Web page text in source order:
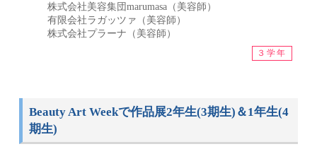
株式会社美容集団marumasa（美容師）
有限会社ラガッツァ（美容師）
株式会社プラーナ（美容師）
３学年
Beauty Art Weekで作品展2年生(3期生)＆1年生(4
期生)